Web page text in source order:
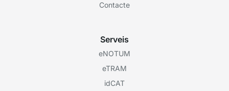
Contacte
Serveis
eNOTUM
eTRAM
idCAT